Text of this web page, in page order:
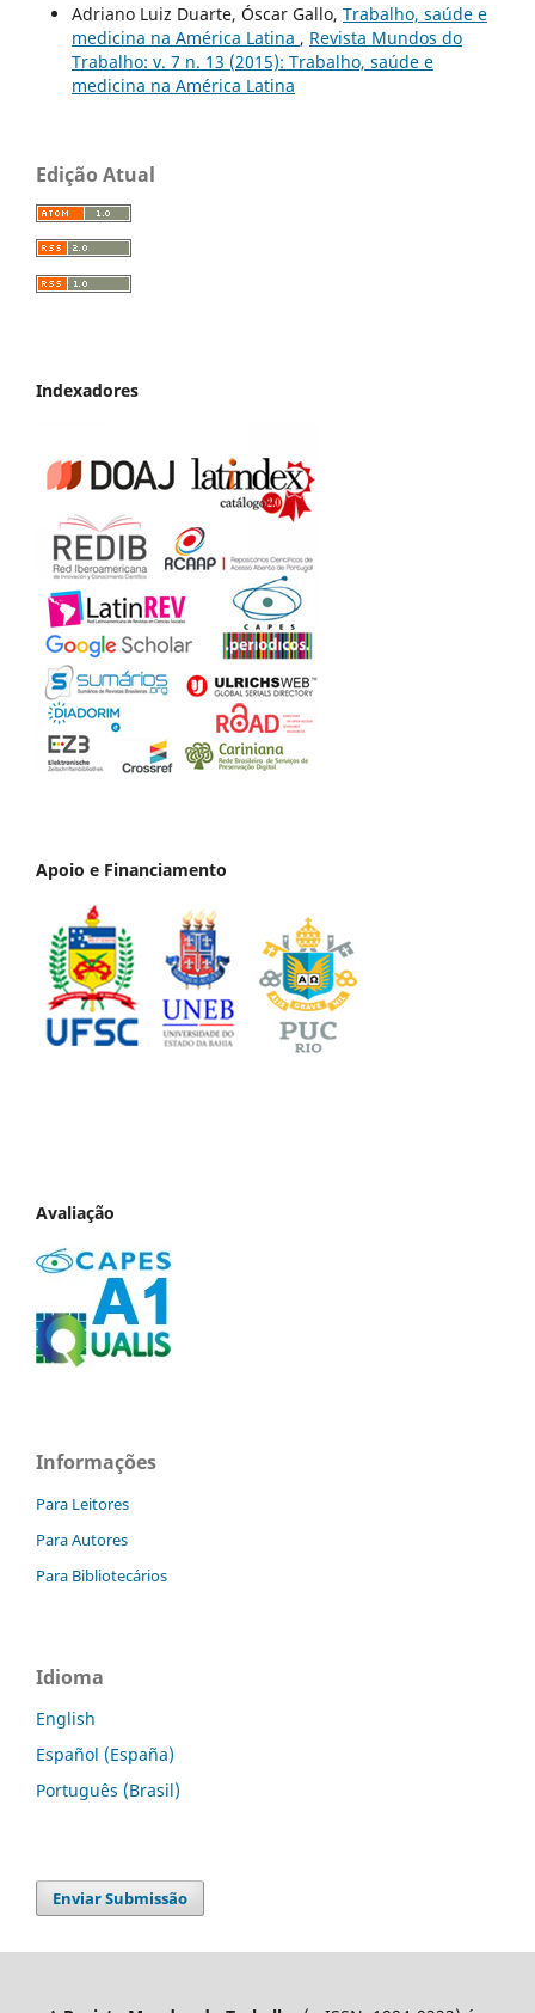
Adriano Luiz Duarte, Óscar Gallo, Trabalho, saúde e
medicina na América Latina , Revista Mundos do
Trabalho: v. 7 n. 13 (2015): Trabalho, saúde e
medicina na América Latina
Edição Atual
Indexadores
Apoio e Financiamento
Avaliação
Informações
Para Leitores
Para Autores
Para Bibliotecários
Idioma
English
Español (España)
Português (Brasil)
Enviar Submissão